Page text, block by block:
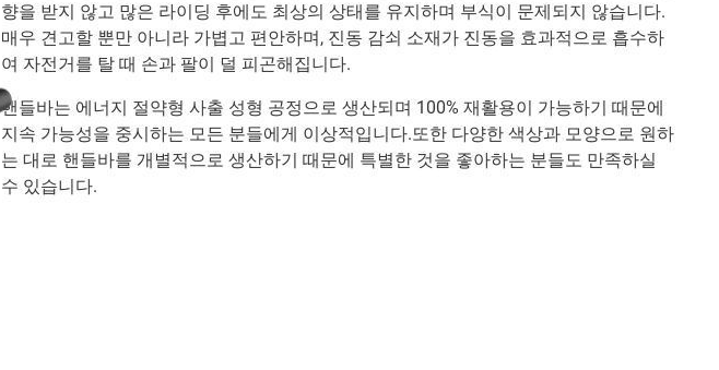
향을 받지 않고 많은 라이딩 후에도 최상의 상태를 유지하며 부식이 문제되지 않습니다.
매우 견고할 뿐만 아니라 가볍고 편안하며, 진동 감쇠 소재가 진동을 효과적으로 흡수하
여 자전거를 탈 때 손과 팔이 덜 피곤해집니다.
핸들바는 에너지 절약형 사출 성형 공정으로 생산되며 100% 재활용이 가능하기 때문에
지속 가능성을 중시하는 모든 분들에게 이상적입니다.또한 다양한 색상과 모양으로 원하
는 대로 핸들바를 개별적으로 생산하기 때문에 특별한 것을 좋아하는 분들도 만족하실
수 있습니다.